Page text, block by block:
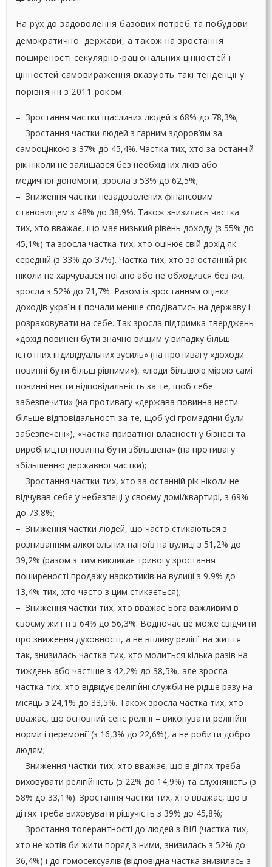
На рух до задоволення базових потреб та побудови
демократичної держави, а також на зростання
поширеності секулярно-раціональних цінностей і
цінностей самовираження вказують такі тенденції у
порівнянні з 2011 роком:
– Зростання частки щасливих людей з 68% до 78,3%;
– Зростання частки людей з гарним здоров’ям за
самооцінкою з 37% до 45,4%. Частка тих, хто за останній
рік ніколи не залишався без необхідних ліків або
медичної допомоги, зросла з 53% до 62,5%;
– Зниження частки незадоволених фінансовим
становищем з 48% до 38,9%. Також знизилась частка
тих, хто вважає, що має низький рівень доходу (з 55% до
45,1%) та зросла частка тих, хто оцінює свій дохід як
середній (з 33% до 37%). Частка тих, хто за останній рік
ніколи не харчувався погано або не обходився без їжі,
зросла з 52% до 71,7%. Разом із зростанням оцінки
доходів українці почали менше сподіватись на державу і
розраховувати на себе. Так зросла підтримка тверджень
«дохід повинен бути значно вищим у випадку більш
істотних індивідуальних зусиль» (на противагу «доходи
повинні бути більш рівними»), «люди більшою мірою самі
повинні нести відповідальність за те, щоб себе
забезпечити» (на противагу «держава повинна нести
більше відповідальності за те, щоб усі громадяни були
забезпечені»), «частка приватної власності у бізнесі та
виробництві повинна бути збільшена» (на противагу
збільшенню державної частки);
– Зростання частки тих, хто за останній рік ніколи не
відчував себе у небезпеці у своєму домі/квартирі, з 69%
до 73,8%;
– Зниження частки людей, що часто стикаються з
розпиванням алкогольних напоїв на вулиці з 51,2% до
39,2% (разом з тим викликає тривогу зростання
поширеності продажу наркотиків на вулиці з 9,9% до
13,4% тих, хто часто з цим стикається);
– Зниження частки тих, хто вважає Бога важливим в
своєму житті з 64% до 56,3%. Водночас це може свідчити
про зниження духовності, а не впливу релігії на життя:
так, знизилась частка тих, хто молиться кілька разів на
тиждень або частіше з 42,2% до 38,5%, але зросла
частка тих, хто відвідує релігійні служби не рідше разу на
місяць з 24,1% до 33,5%. Також зросла частка тих, хто
вважає, що основний сенс релігії – виконувати релігійні
норми і церемонії (з 16,3% до 22,6%), а не робити добро
людям;
– Зниження частки тих, хто вважає, що в дітях треба
виховувати релігійність (з 22% до 14,9%) та слухняність (з
58% до 33,1%). Зростання частки тих, хто вважає, що в
дітях треба виховувати рішучість з 39% до 45,8%;
– Зростання толерантності до людей з ВІЛ (частка тих,
хто не хотів би жити поряд з ними, знизилась з 52% до
36,4%) і до гомосексуалів (відповідна частка знизилась з